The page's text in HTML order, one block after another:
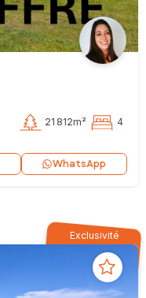
21 812m² 4
WhatsApp
Exclusivité